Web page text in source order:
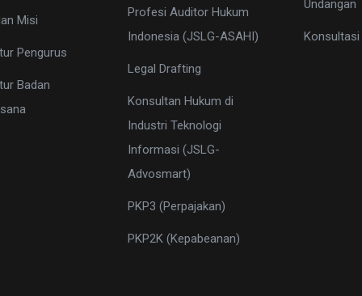
Misi
Pengurus
Badan
Profesi Auditor Hukum
Indonesia (JSLG-ASAHI)
Legal Drafting
Konsultan Hukum di
Industri Teknologi
Informasi (JSLG-
Advosmart)
PKP3 (Perpajakan)
PKP2K (Kepabeanan)
Undangan
Konsultasi